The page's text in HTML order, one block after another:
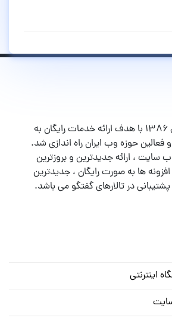
پرشین اسکریپت در سال ۱۳۸۶ با هدف ارائه خدمات رایگان به
فعالین حوزه وب ایران راه اندازی شد.
سایت ، ارائه جدیدترین و بروزترین
ها به صورت رایگان ، جدیدترین
در تالارهای گفتگو می باشد.
اینترنتی